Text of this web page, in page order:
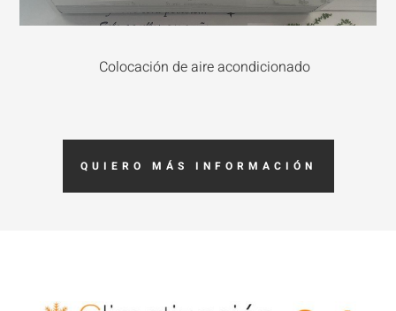
Colocación de aire acondicionado
QUIERO MÁS INFORMACIÓN